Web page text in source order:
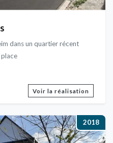
dans un quartier récent
Voir la réalisation
2018